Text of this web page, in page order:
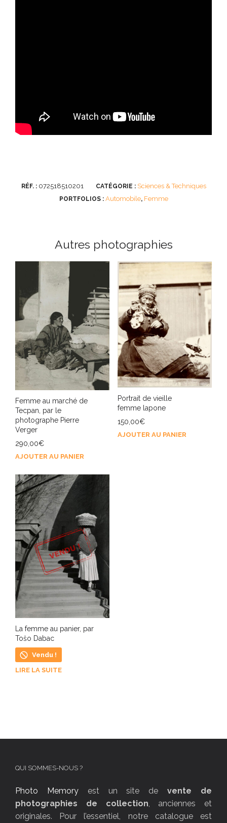
RÉF. : 072518510201 CATÉGORIE : Sciences & Techniques
PORTFOLIOS : Automobile, Femme
Autres photographies
Femme au marché de
Tecpan, par le
photographe Pierre
Verger
290,00€
AJOUTER AU PANIER
Portrait de vieille
femme lapone
150,00€
AJOUTER AU PANIER
La femme au panier, par
Tošo Dabac
Vendu !
LIRE LA SUITE
QUI SOMMES-NOUS ?
Photo Memoryest un site devente de
photographies de collection , anciennes et
originales. Pour l’essentiel, notre catalogue est